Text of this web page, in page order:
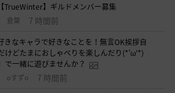
【TrueWinter】ギルドメンバー募集
倉葉 7 時間前
きなキャラで好きなことを！無言OK挨拶自
けどたまにおしゃべりを楽しんだり(*'ω'*)
で一緒に遊びませんか？
oすずo 7 時間前